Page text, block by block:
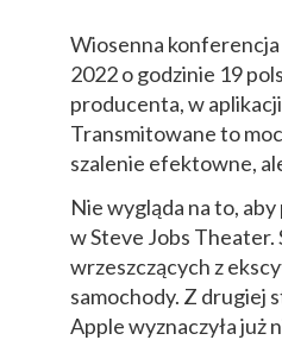
Wiosenna
2022 o godzinie 19
producenta, w
Transmitowane to
szalenie efektowne,
Nie wygląda na to,
w Steve Jobs Theater.
wrzeszczących z
samochody. Z drugiej
Apple wyznaczyła już